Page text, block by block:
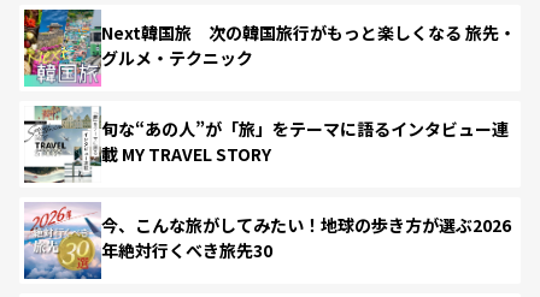
Next韓国旅 次の韓国旅行がもっと楽しくなる 旅先・
グルメ・テクニック
旬な“あの人”が「旅」をテーマに語るインタビュー連
載 MY TRAVEL STORY
今、こんな旅がしてみたい！地球の歩き方が選ぶ2026
年絶対行くべき旅先30